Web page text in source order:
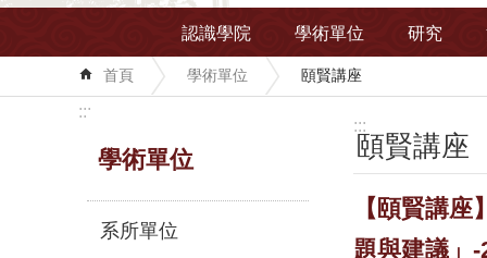
認識學院 學術單位 研究
首頁 學術單位 頤賢講座
:::
學術單位
系所單位
:::
頤賢講座
【頤賢講
題與建議」